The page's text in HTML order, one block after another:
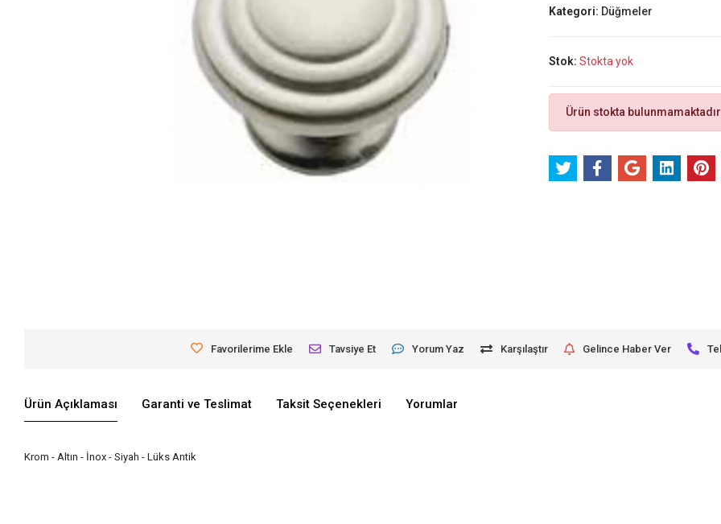
Kategori: Düğmeler
Stok: Stokta yok
Ürün stokta
Favorilerime Ekle Tavsiye Et Yorum Yaz Karşılaştır Gelince Haber Ver
Ürün Açıklaması Garanti ve Teslimat Taksit Seçenekleri Yorumlar
Krom - Altın - İnox - Siyah - Lüks Antik